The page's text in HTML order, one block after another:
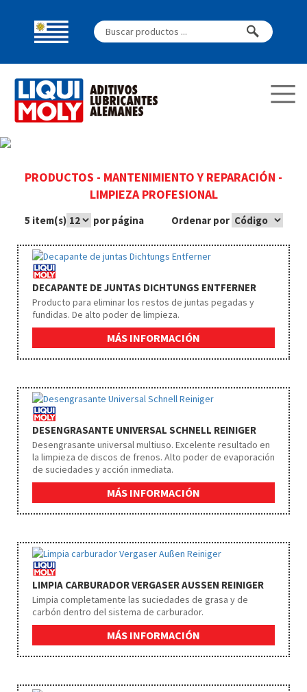
PRODUCTOS - MANTENIMIENTO Y REPARACIÓN -
LIMPIEZA PROFESIONAL
5 item(s) por página Ordenar por
DECAPANTE DE JUNTAS DICHTUNGS ENTFERNER
Producto para eliminar los restos de juntas pegadas y
fundidas. De alto poder de limpieza.
MÁS INFORMACIÓN
DESENGRASANTE UNIVERSAL SCHNELL REINIGER
Desengrasante universal multiuso. Excelente resultado en
la limpieza de discos de frenos. Alto poder de evaporación
de suciedades y acción inmediata.
MÁS INFORMACIÓN
LIMPIA CARBURADOR VERGASER AUSSEN REINIGER
Limpia completamente las suciedades de grasa y de
carbón dentro del sistema de carburador.
MÁS INFORMACIÓN